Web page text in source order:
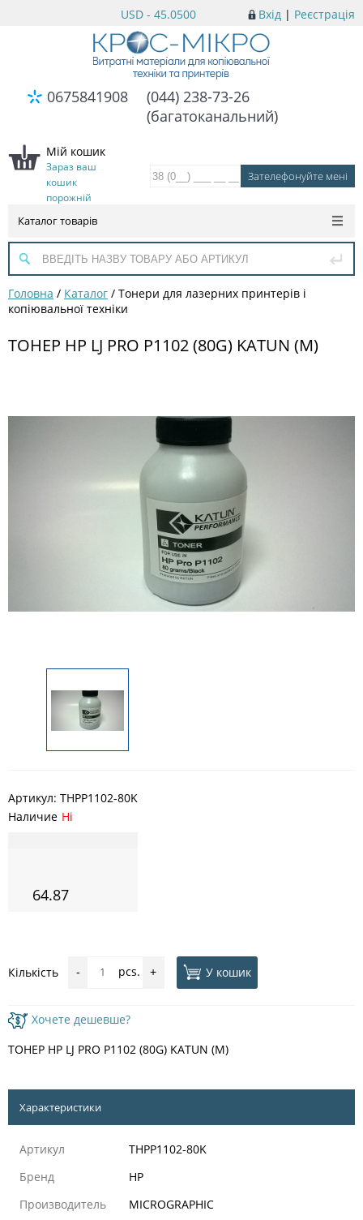
Вхід | Реєстрація
USD - 45.0500
0675841908
(044) 238-73-26
(багатоканальний)
Мій кошик
Зараз ваш
кошик
порожній
Каталог товарів
Головна / Каталог / Тонери для лазерних принтерів і
копіювальної техніки
ТОНЕР HP LJ PRO P1102 (80G) KATUN (M)
Артикул: THPР1102-80K
Наличие Ні
64.87
Кількість - pcs. + У кошик
Хочете дешевше?
ТОНЕР HP LJ PRO P1102 (80G) KATUN (M)
Характеристики
Артикул
THPР1102-80K
Бренд
HP
Производитель
MICROGRAPHIC